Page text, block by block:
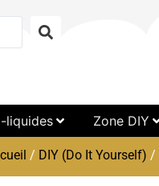
liquides Zone DIY
/ DIY (Do It Yourself) /